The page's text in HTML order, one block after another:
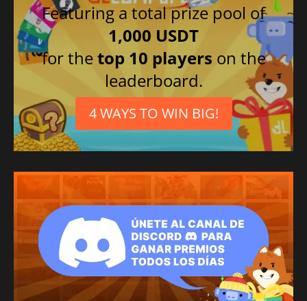
Featuring a total prize pool of
1,000 USDT
for thetop 10 players on the
leaderboard.
4 WAYS TO WIN BIG!